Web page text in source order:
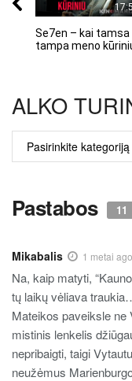
Se7en – kai tamsa
tampa meno
ALKO
TURINYS
Pastabos 11
Mikabalis 1 metai ago
Na, kaip matyti,
tų laikų vėliava
Mateikos paveiksle ne
mistinis lenkelis
nepribaigti, taigi
neužėmus